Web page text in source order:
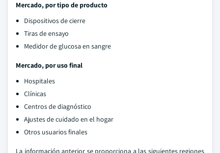
Mercado, por tipo de producto
Dispositivos de cierre
Tiras de ensayo
Medidor de glucosa en sangre
Mercado, por uso final
Hospitales
Clínicas
Centros de diagnóstico
Ajustes de cuidado en el hogar
Otros usuarios finales
La información anterior se proporciona a las siguientes regiones